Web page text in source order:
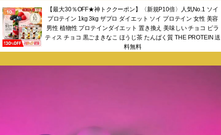
【最大30％OFF★神トククーポン】〈新規P10倍〉人気No.1 ソイ
プロテイン 1kg 3kg ザプロ ダイエット ソイ プロテイン 女性 美容
男性 植物性 プロテインダイエット 置き換え 美味しい チョコ ピラ
ティス チョコ 黒ごまきなこ ほうじ茶 たんぱく質 THE PROTEIN 送
料無料